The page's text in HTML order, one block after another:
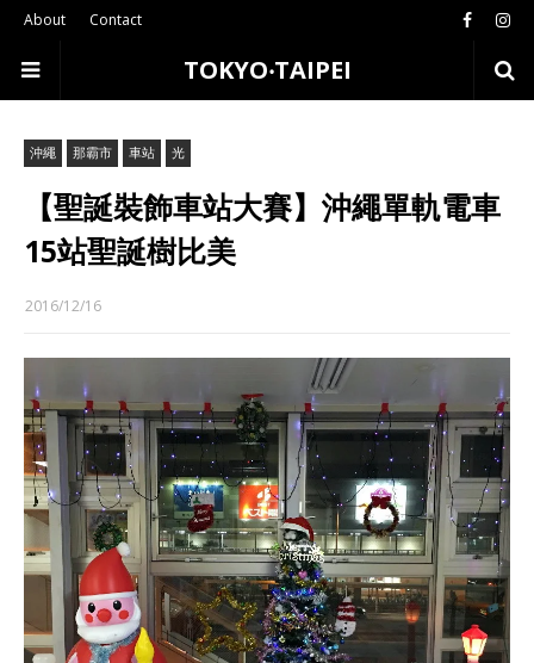
About Contact
TOKYO‧TAIPEI
沖繩 那霸市 車站 光
【聖誕裝飾車站大賽】沖繩單軌電車
15站聖誕樹比美
2016/12/16